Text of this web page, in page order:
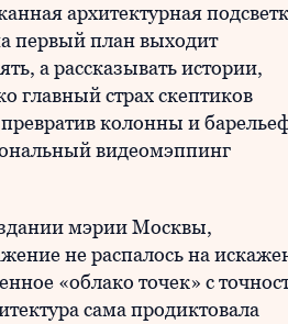
архитектурная
первый план выходит
а рассказывать истории,
главный страх скептиков
колонны и
видеомэппинг
мэрии Москвы,
не распалось на
«облако точек» с
сама продиктовала